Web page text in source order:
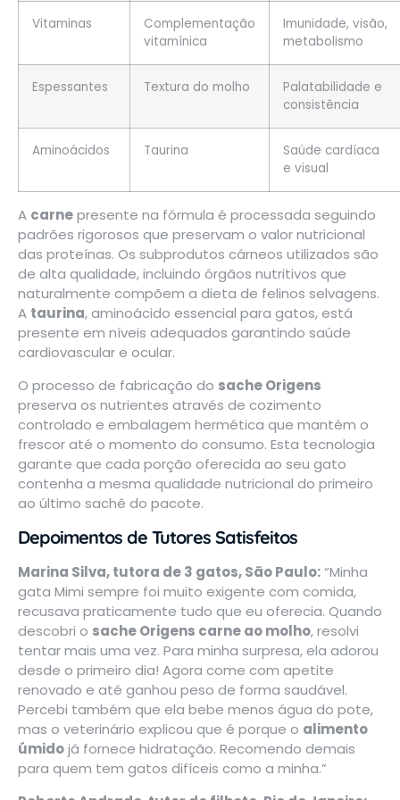
Vitaminas
Complementação
vitamínica
Imunidade, visão,
metabolismo
Espessantes Textura do molho
Palatabilidade e
consistência
Aminoácidos Taurina
Saúde cardíaca
e visual
A carnepresente na fórmula é processada seguindo
padrões rigorosos que preservam o valor nutricional
das proteínas. Os subprodutos cárneos utilizados são
de alta qualidade, incluindo órgãos nutritivos que
naturalmente compõem a dieta de felinos selvagens.
A taurina, aminoácido essencial para gatos, está
presente em níveis adequados garantindo saúde
cardiovascular e ocular.
O processo de fabricação do sache Origens
preserva os nutrientes através de cozimento
controlado e embalagem hermética que mantém o
frescor até o momento do consumo. Esta tecnologia
garante que cada porção oferecida ao seu gato
contenha a mesma qualidade nutricional do primeiro
ao último sachê do pacote.
Depoimentos de Tutores Satisfeitos
Marina Silva, tutora de 3 gatos, São Paulo:“Minha
gata Mimi sempre foi muito exigente com comida,
recusava praticamente tudo que eu oferecia. Quando
descobri o sache Origens carne ao molho, resolvi
tentar mais uma vez. Para minha surpresa, ela adorou
desde o primeiro dia! Agora come com apetite
renovado e até ganhou peso de forma saudável.
Percebi também que ela bebe menos água do pote,
mas o veterinário explicou que é porque o alimento
úmidojá fornece hidratação. Recomendo demais
para quem tem gatos difíceis como a minha.”